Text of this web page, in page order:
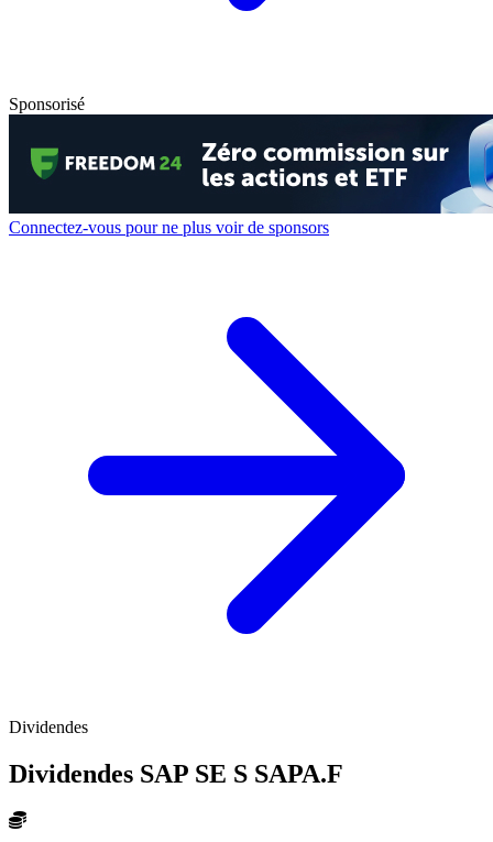
Sponsorisé
Connectez-vous pour ne plus voir de sponsors
Dividendes
Dividendes SAP SE S SAPA.F